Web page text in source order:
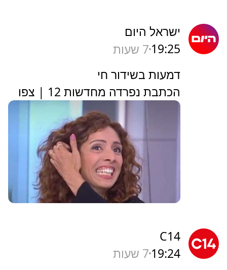
ישראל היום
19:25 7 שעות
דמעות בשידור חי
הכתבת נפרדה מחדשות 12 | צפו
C14
19:24 7 שעות